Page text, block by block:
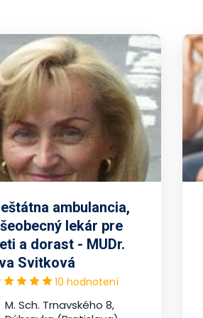
ambulancia,
lekár pre
a dorast - MUDr.
Svitková
10 hodnotení
M. Sch. Trnavského 8,